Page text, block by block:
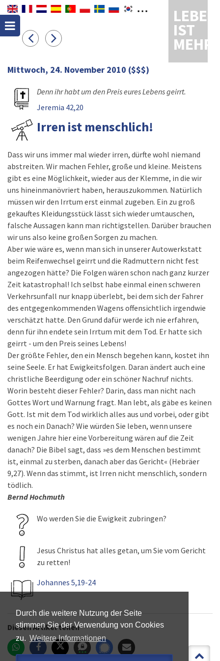
Durch die weitere Nutzung der Seite
stimmen Sie der Verwendung von Cookies
zu. Weitere Informationen
LEBEN
IST
MEHR
Mittwoch, 24. November 2010 ($$$)
Denn ihr habt um den Preis eures Lebens geirrt.
Jeremia 42,20
Irren ist menschlich!
Dass wir uns immer mal wieder irren, dürfte wohl niemand
abstreiten. Wir machen Fehler, große und kleine. Meistens
gibt es eine Möglichkeit, wieder aus der Klemme, in die wir
uns hineinmanövriert haben, herauszukommen. Natürlich
müssen wir den Irrtum erst einmal zugeben. Ein zu groß
gekauftes Kleidungsstück lässt sich wieder umtauschen,
falsche Aussagen kann man richtigstellen. Darüber brauchen
wir uns also keine großen Sorgen zu machen.
Aber wie wäre es, wenn man sich in unserer Autowerkstatt
beim Reifenwechsel geirrt und die Radmuttern nicht fest
angezogen hätte? Die Folgen wären schon nach ganz kurzer
Zeit katastrophal! Ich selbst habe einmal einen schweren
Verkehrsunfall nur knapp überlebt, bei dem sich der Fahrer
des entgegenkommenden Wagens offensichtlich irgendwie
verschätzt hatte. Den Grund dafür werde ich nie erfahren,
denn für ihn endete sein Irrtum mit dem Tod. Er hatte sich
geirrt - um den Preis seines Lebens!
Der größte Fehler, den ein Mensch begehen kann, kostet ihn
seine Seele. Er hat Ewigkeitsfolgen. Daran ändert auch eine
christliche Beerdigung oder ein schöner Nachruf nichts.
Worin besteht dieser Fehler? Darin, dass man nicht nach
Gottes Wort und Warnung fragt. Man lebt, als gäbe es keinen
Gott. Ist mit dem Tod wirklich alles aus und vorbei, oder gibt
es noch ein Danach? Wie würden Sie leben, wenn unsere
wenigen Jahre hier eine Vorbereitung wären auf die Zeit
danach? Die Bibel sagt, dass »es dem Menschen bestimmt
ist, einmal zu sterben, danach aber das Gericht« (Hebräer
9,27). Wenn das stimmt, ist Irren nicht menschlich, sondern
tödlich.
Bernd Hochmuth
Wo werden Sie die Ewigkeit zubringen?
Jesus Christus hat alles getan, um Sie vom Gericht
zu retten!
Johannes 5,19-24
Diesen Artikel teilen